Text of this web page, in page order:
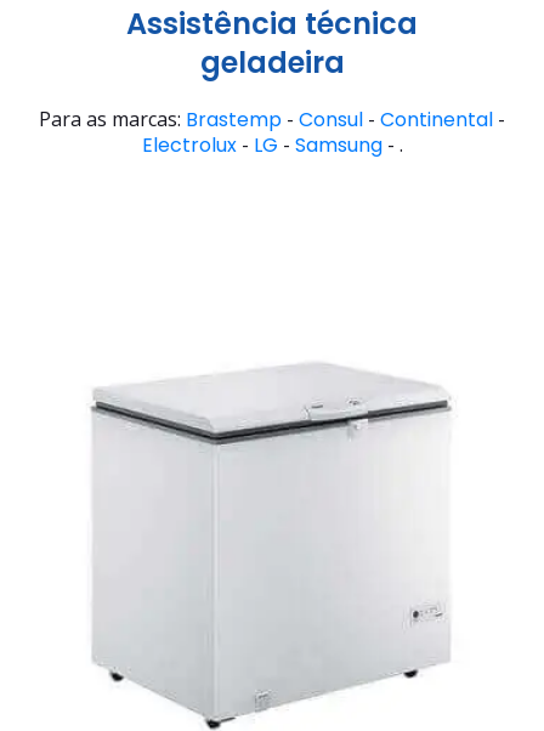
Assistência técnica
geladeira
Para as marcas: Brastemp - Consul - Continental -
Electrolux- LG - Samsung- .